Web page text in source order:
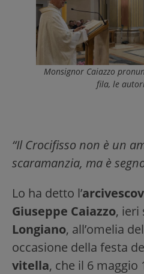
Monsignor Caiazzo
fila, le
“Il Crocifisso non è un
scaramanzia, ma è
Lo ha detto l’
Giuseppe Caiazzo, ieri
Longiano, all’omelia
occasione della festa
vitella, che il 6 maggio